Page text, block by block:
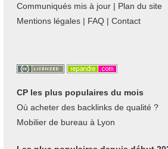
Communiqués mis à jour | Plan du site
Mentions légales | FAQ | Contact
CP les plus populaires du mois
Où acheter des backlinks de qualité ?
Mobilier de bureau à Lyon